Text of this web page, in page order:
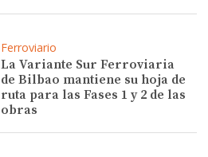
Ferroviario
La Variante Sur Ferroviaria
de Bilbao mantiene su hoja de
ruta para las Fases 1 y 2 de las
obras